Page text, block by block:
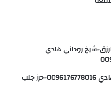
شيخ روحاني هادي
شيخ روحاني هادي 0096176778016-حرز جلب